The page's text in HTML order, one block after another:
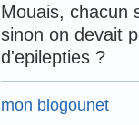
Mouais, chacun
sinon on devait
d'epilepties ?
mon blogounet